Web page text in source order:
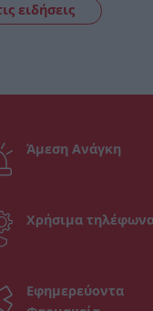
ειδήσεις
Άμεση Ανάγκη
Χρήσιμα
Εφημερεύοντα